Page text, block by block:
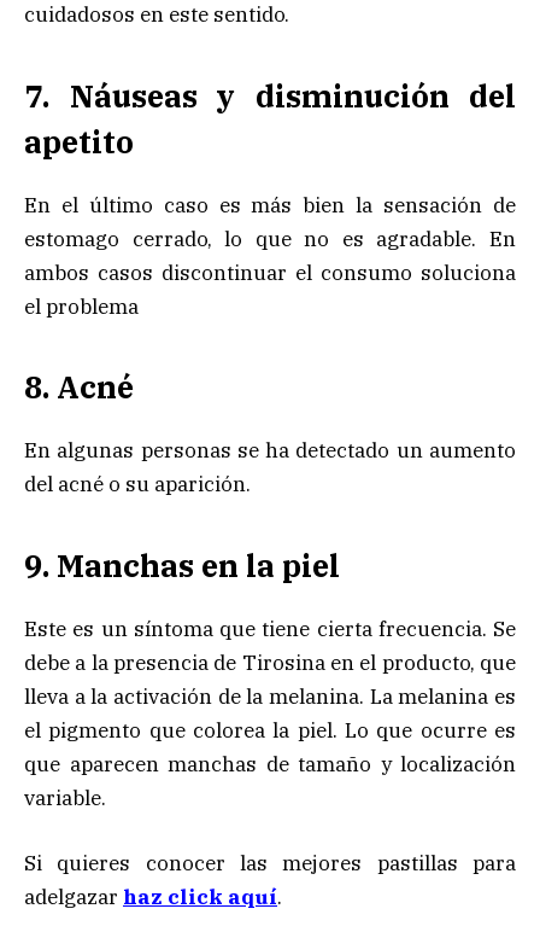
cuidadosos en este sentido.
7. Náuseas y disminución del
apetito
En el último caso es más bien la sensación de
estomago cerrado, lo que no es agradable. En
ambos casos discontinuar el consumo soluciona
el problema
8. Acné
En algunas personas se ha detectado un aumento
del acné o su aparición.
9. Manchas en la piel
Este es un síntoma que tiene cierta frecuencia. Se
debe a la presencia de Tirosina en el producto, que
lleva a la activación de la melanina. La melanina es
el pigmento que colorea la piel. Lo que ocurre es
que aparecen manchas de tamaño y localización
variable.
Si quieres conocer las mejores pastillas para
adelgazar haz click aquí.